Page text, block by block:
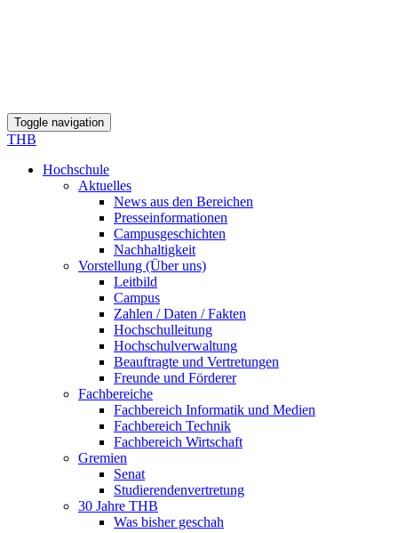
Toggle navigation
THB
Hochschule
Aktuelles
News aus den Bereichen
Presseinformationen
Campusgeschichten
Nachhaltigkeit
Vorstellung (Über uns)
Leitbild
Campus
Zahlen / Daten / Fakten
Hochschulleitung
Hochschulverwaltung
Beauftragte und Vertretungen
Freunde und Förderer
Fachbereiche
Fachbereich Informatik und Medien
Fachbereich Technik
Fachbereich Wirtschaft
Gremien
Senat
Studierendenvertretung
30 Jahre THB
Was bisher geschah